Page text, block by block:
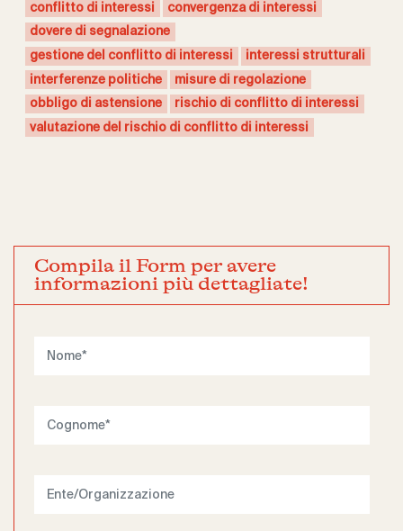
conflitto di interessi
convergenza di interessi
dovere di segnalazione
gestione del conflitto di interessi
interessi strutturali
interferenze politiche
misure di regolazione
obbligo di astensione
rischio di conflitto di interessi
valutazione del rischio di conflitto di interessi
Compila il Form per avere
informazioni più dettagliate!